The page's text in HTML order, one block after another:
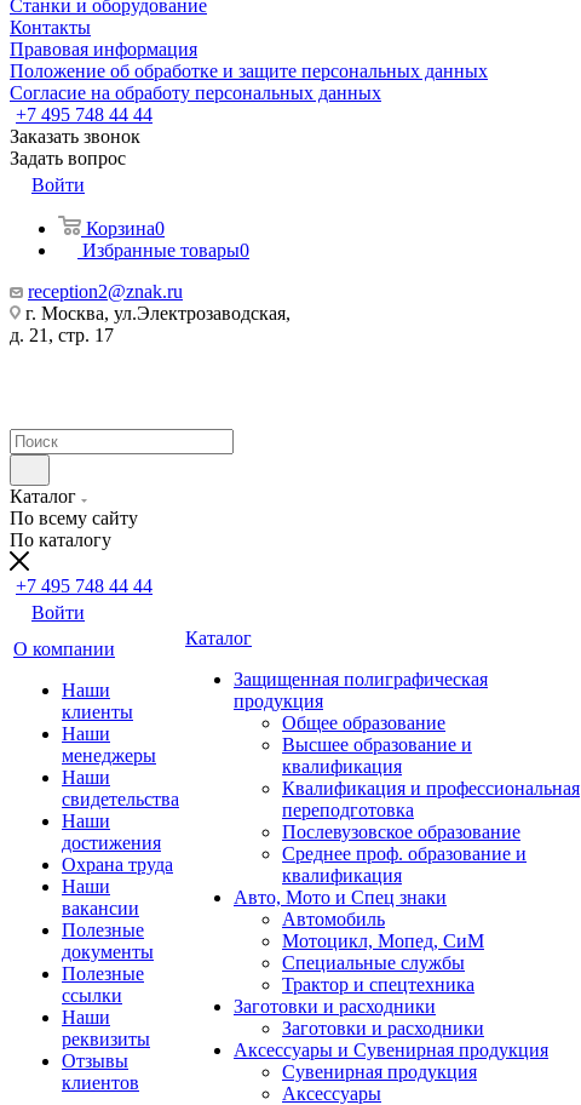
Станки и оборудование
Контакты
Правовая информация
Положение об обработке и защите персональных данных
Согласие на обработу персональных данных
+7 495 748 44 44
Заказать звонок
Задать вопрос
Войти
Корзина0
Избранные товары0
reception2@znak.ru
г. Москва, ул.Электрозаводская,
д. 21, стр. 17
Каталог
По всему сайту
По каталогу
+7 495 748 44 44
Войти
О компании
Наши
клиенты
Наши
менеджеры
Наши
свидетельства
Наши
достижения
Охрана труда
Наши
вакансии
Полезные
документы
Полезные
ссылки
Наши
реквизиты
Отзывы
клиентов
Каталог
Защищенная полиграфическая
продукция
Общее образование
Высшее образование и
квалификация
Квалификация и профессиональная
переподготовка
Послевузовское образование
Среднее проф. образование и
квалификация
Авто, Мото и Спец знаки
Автомобиль
Мотоцикл, Мопед, СиМ
Специальные службы
Трактор и спецтехника
Заготовки и расходники
Заготовки и расходники
Аксессуары и Сувенирная продукция
Сувенирная продукция
Аксессуары